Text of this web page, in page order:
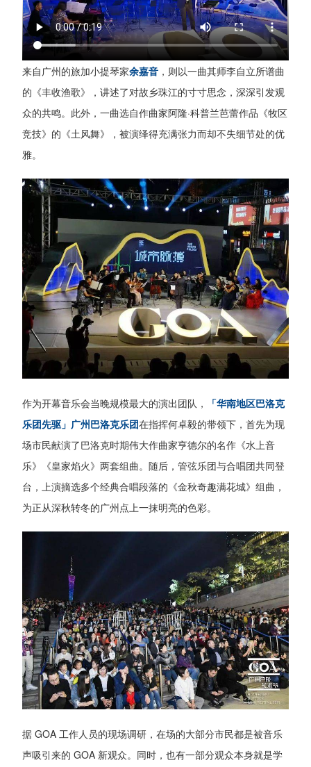
来自广州的旅加小提琴家余嘉音 ，则以一曲其师李自立所谱曲
的《丰收渔歌》，讲述了对故乡珠江的寸寸思念，深深引发观
众的共鸣。此外，一曲选自作曲家阿隆·科普兰芭蕾作品《牧区
竞技》的《土风舞》，被演绎得充满张力而却不失细节处的优
雅。
作为开幕音乐会当晚规模最大的演出团队，
「华南地区巴洛克
乐团先驱」广州巴洛克乐团在指挥何卓毅的带领下，首先为现
场市民献演了巴洛克时期伟大作曲家亨德尔的名作《水上音
乐》《皇家焰火》两套组曲。随后，管弦乐团与合唱团共同登
台，上演摘选多个经典合唱段落的《金秋奇趣满花城》组曲，
为正从深秋转冬的广州点上一抹明亮的色彩。
据 GOA 工作人员的现场调研，在场的大部分市民都是被音乐
声吸引来的 GOA 新观众。同时，也有一部分观众本身就是学